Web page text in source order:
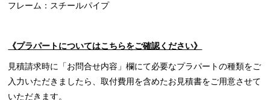
フレーム：スチールパイプ
《プラパートについてはこちらをご確認ください》
見積請求時に「お問合せ内容」欄にて必要なプラパートの種類をご
入力いただきましたら、取付費用を含めたお見積書をご用意させて
いただきます。